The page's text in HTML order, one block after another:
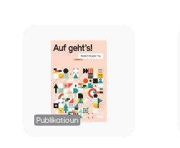
Publikatioun